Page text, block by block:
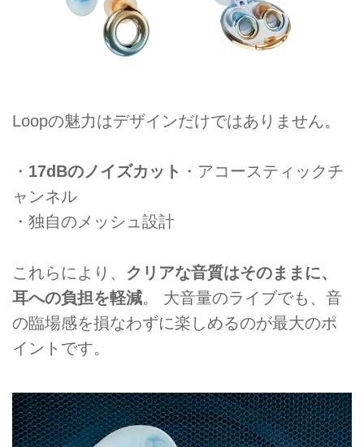
Loopの魅力はデザインだけではありません。
・ 17dBのノイズカット ・アコースティックチ
ャンネル
・独自のメッシュ設計
これらにより、 クリアな音質はそのままに、
耳への負担を軽減。 大音量のライブでも、音
の臨場感を損なわずに楽しめるのが最大のポ
イントです。